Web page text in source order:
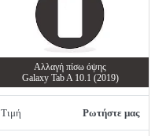
Αλλαγή πίσω όψης
Galaxy Tab A 10.1 (2019)
Τιμή Ρωτήστε μας